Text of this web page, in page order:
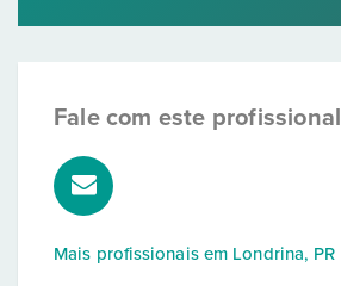
Fale com este profissional
Mais profissionais em Londrina, PR